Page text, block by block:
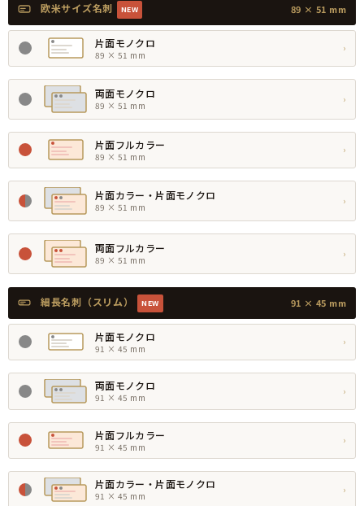
欧米サイズ名刺 NEW 89 × 51 mm
片面モノクロ
89 × 51 mm
›
両面モノクロ
89 × 51 mm
›
片面フルカラー
89 × 51 mm
›
片面カラー・片面モノクロ
89 × 51 mm
›
両面フルカラー
89 × 51 mm
›
細長名刺（スリム） NEW 91 × 45 mm
片面モノクロ
91 × 45 mm
›
両面モノクロ
91 × 45 mm
›
片面フルカラー
91 × 45 mm
›
片面カラー・片面モノクロ
91 × 45 mm
›